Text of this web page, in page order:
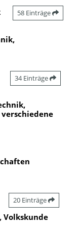
58 Einträge
34 Einträge
20 Einträge
Volkskunde